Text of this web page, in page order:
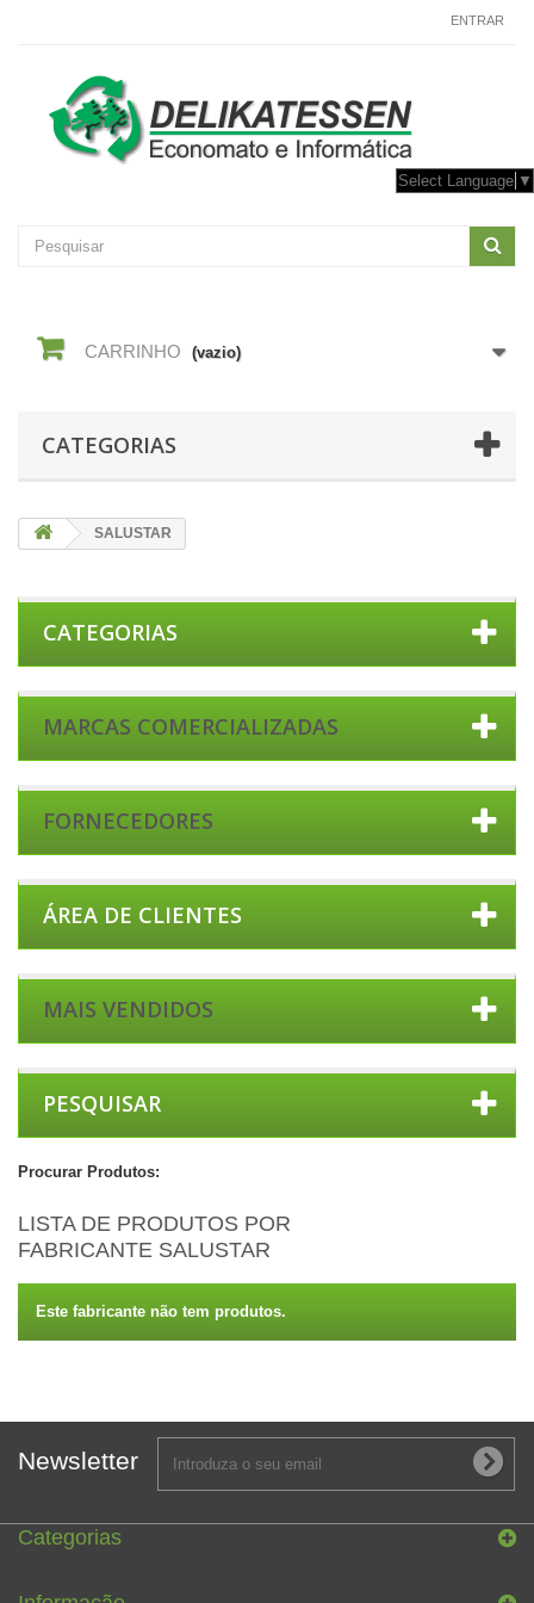
ENTRAR
Select Language ▼
CARRINHO (vazio)
CATEGORIAS
SALUSTAR
CATEGORIAS
MARCAS COMERCIALIZADAS
FORNECEDORES
ÁREA DE CLIENTES
MAIS VENDIDOS
PESQUISAR
Procurar Produtos:
LISTA DE PRODUTOS POR
FABRICANTE SALUSTAR
Este fabricante não tem produtos.
Newsletter
Categorias